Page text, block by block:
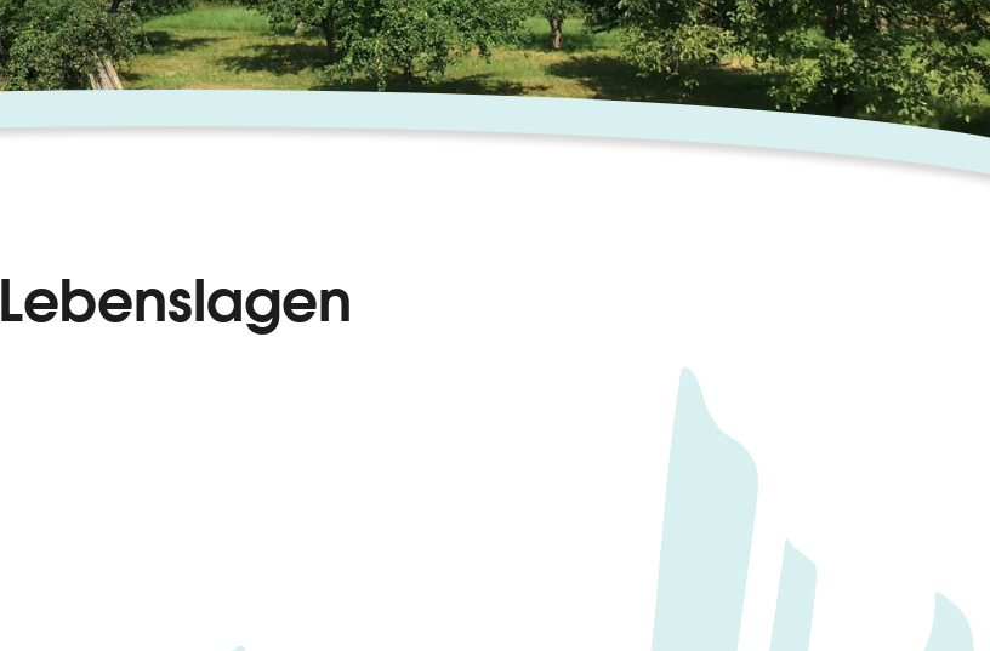
Lebenslagen